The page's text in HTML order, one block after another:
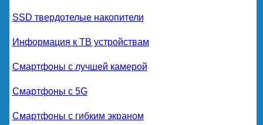
SSD твердотелые накопители
Информация к ТВ устройствам
Смартфоны с лучшей камерой
Смартфоны с 5G
Смартфоны с гибким экраном